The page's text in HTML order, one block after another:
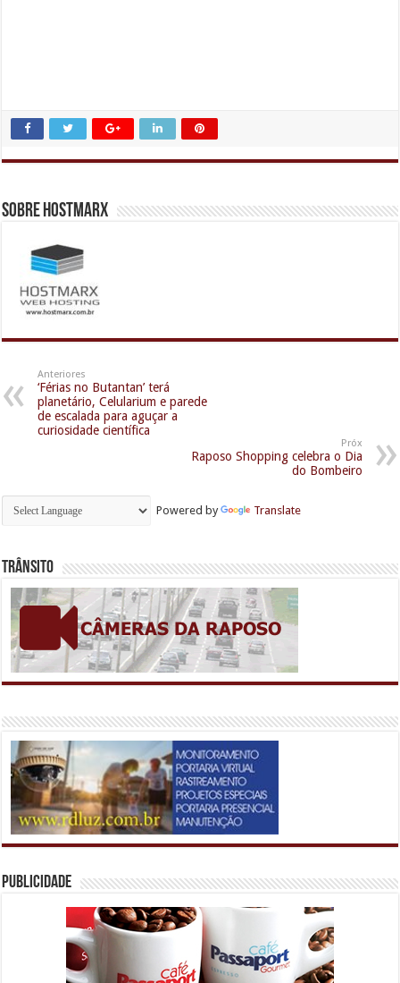
Sobre Hostmarx
Anteriores
‘Férias no Butantan’ terá
planetário, Celularium e parede
de escalada para aguçar a
curiosidade científica
Próx
Raposo Shopping celebra o Dia
do Bombeiro
Powered by Translate
Trânsito
Publicidade